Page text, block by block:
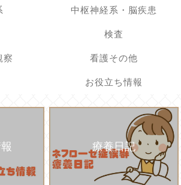
中枢神経系・脳疾患
検査
察 看護その他
お役立ち情報
療養日記